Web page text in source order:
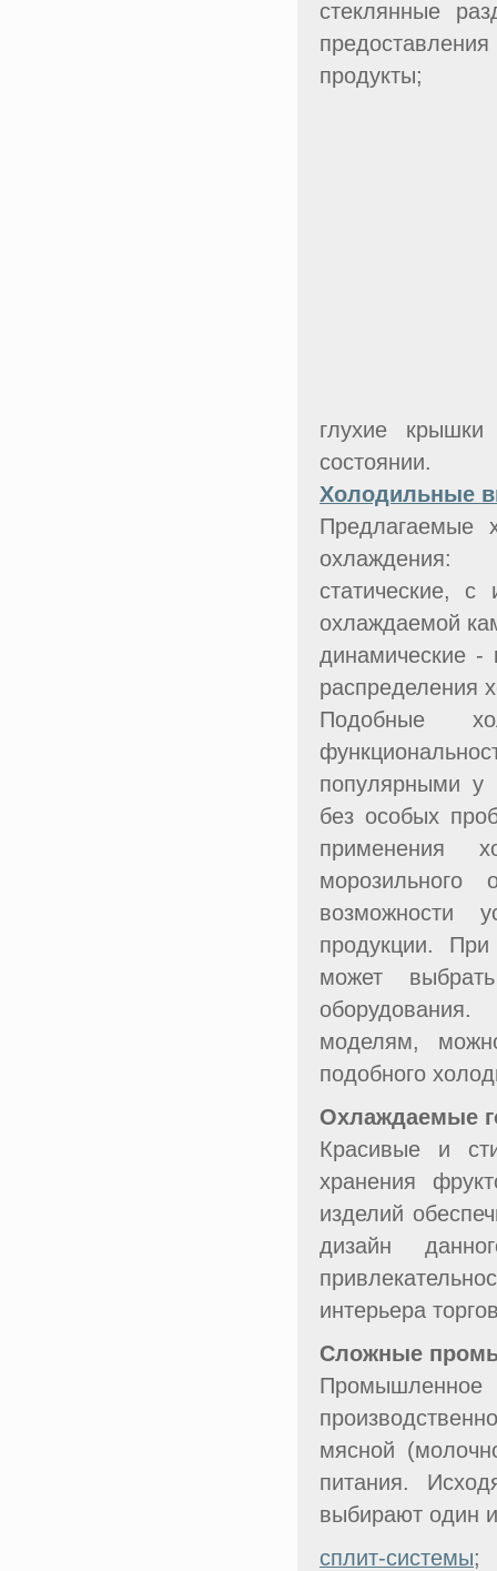
стеклянные
продукты;
глухие
состоянии.
Холодильные
Предлагаемые
охлаждения:
статические, с
охлаждаемой
динамические -
распределения
Подобные
популярными у
без особых
применения
морозильного
возможности
продукции.
может
моделям,
подобного
Охлаждаемые
Красивые и
хранения
изделий
дизайн
интерьера
Сложные
мясной
питания.
выбирают один
сплит-системы;